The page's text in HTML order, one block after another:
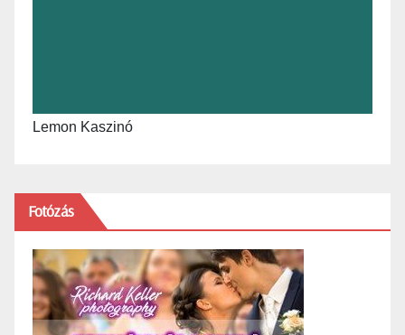
Lemon Kaszinó
Fotózás